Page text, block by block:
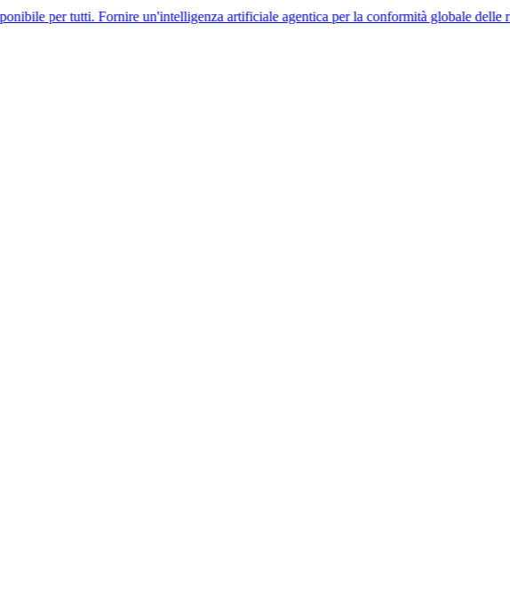
Fornire un'intelligenza artificiale agentica per la conformità globale delle risorse umane